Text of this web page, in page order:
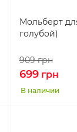
Мольберт
голубой)
909грн
699грн
В наличии